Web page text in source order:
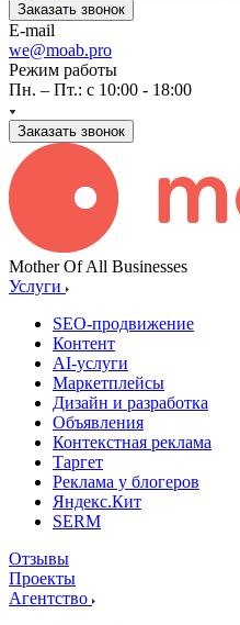
Заказать звонок
E-mail
we@moab.pro
Режим работы
Пн. – Пт.: с 10:00 - 18:00
Заказать звонок
Mother Of All Businesses
Услуги
SEO-продвижение
Контент
AI-услуги
Маркетплейсы
Дизайн и разработка
Объявления
Контекстная реклама
Таргет
Реклама у блогеров
Яндекс.Кит
SERM
Отзывы
Проекты
Агентство